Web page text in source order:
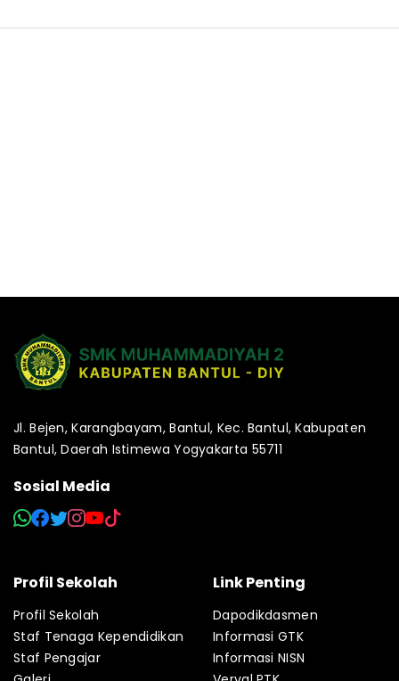
Jl. Bejen, Karangbayam, Bantul, Kec. Bantul, Kabupaten
Bantul, Daerah Istimewa Yogyakarta 55711
Sosial Media
Profil Sekolah
Profil Sekolah
Staf Tenaga Kependidikan
Staf Pengajar
Link Penting
Dapodikdasmen
Informasi GTK
Informasi NISN